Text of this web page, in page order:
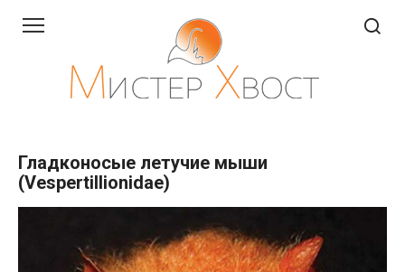
Гладконосые летучие мыши
(Vespertillionidae)